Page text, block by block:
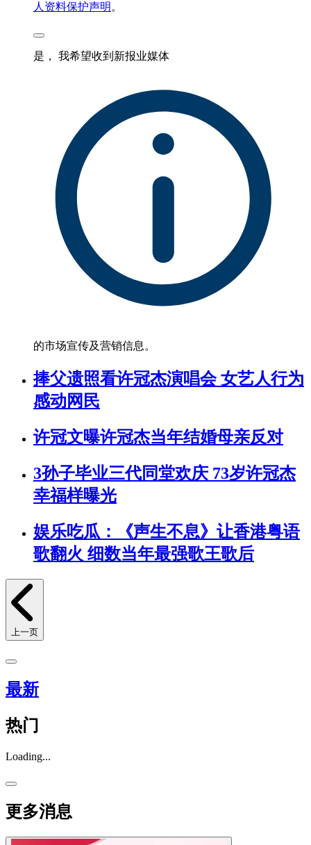
人资料保护声明 。
是， 我希望收到新报业媒体
的市场宣传及营销信息。
捧父遗照看许冠杰演唱会 女艺人行为
感动网民
许冠文曝许冠杰当年结婚母亲反对
3孙子毕业三代同堂欢庆 73岁许冠杰
幸福样曝光
娱乐吃瓜：《声生不息》让香港粤语
歌翻火 细数当年最强歌王歌后
上一页
最新
热门
Loading...
更多消息